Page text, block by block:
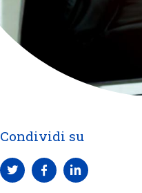
Condividi su